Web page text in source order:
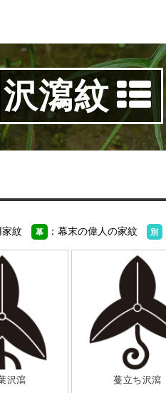
沢瀉紋
紋 幕 ：幕末の偉人の家紋 別
沢瀉 蔓立ち沢瀉